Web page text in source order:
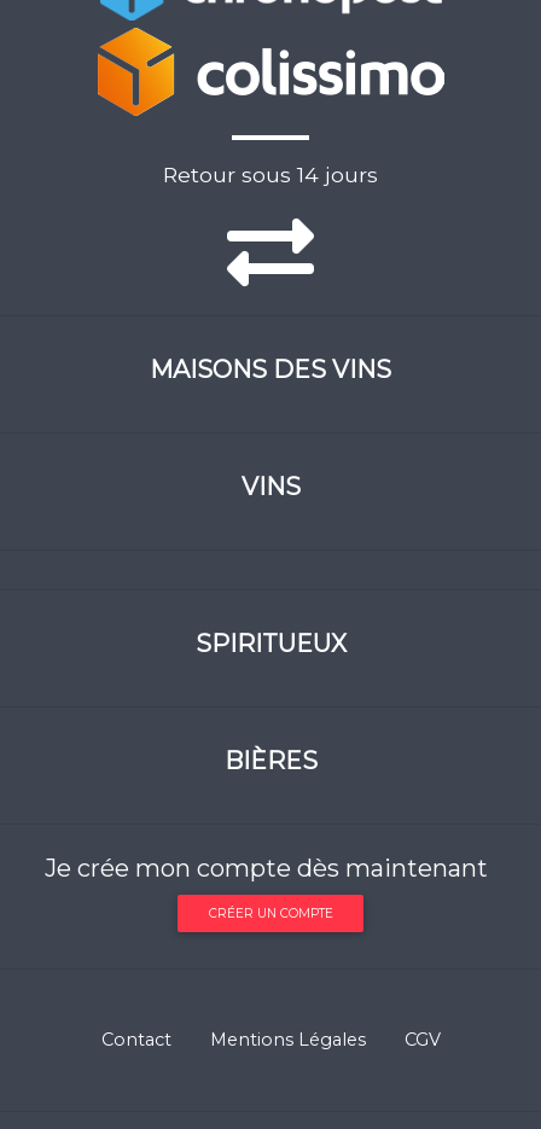
Retour sous 14 jours
MAISONS DES VINS
VINS
SPIRITUEUX
BIÈRES
Je crée mon compte dès maintenant
CRÉER UN COMPTE
Contact Mentions Légales CGV